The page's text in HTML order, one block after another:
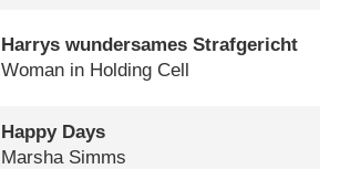
Harrys wundersames Strafgericht
Woman in Holding Cell
Happy Days
Marsha Simms